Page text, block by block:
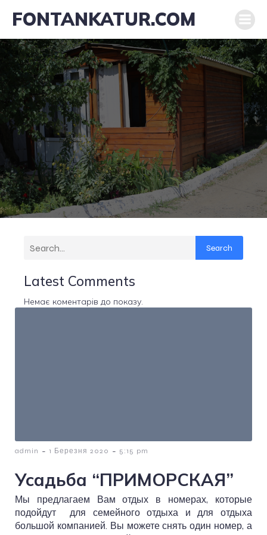
FONTANKATUR.COM
Search
Latest Comments
Немає коментарів до показу.
admin - 1 Березня 2020 - 5:15 pm
Усадьба “ПРИМОРСКАЯ”
Мы предлагаем Вам отдых в номерах, которые
подойдут для семейного отдыха и для отдыха
большой компанией. Вы можете снять один номер, а